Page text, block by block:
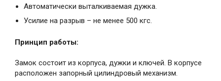
Автоматически выталкиваемая дужка.
Усилие на разрыв – не менее 500 кгс.
Принцип работы:
Замок состоит из корпуса, дужки и ключей. В корпусе
расположен запорный цилиндровый механизм.